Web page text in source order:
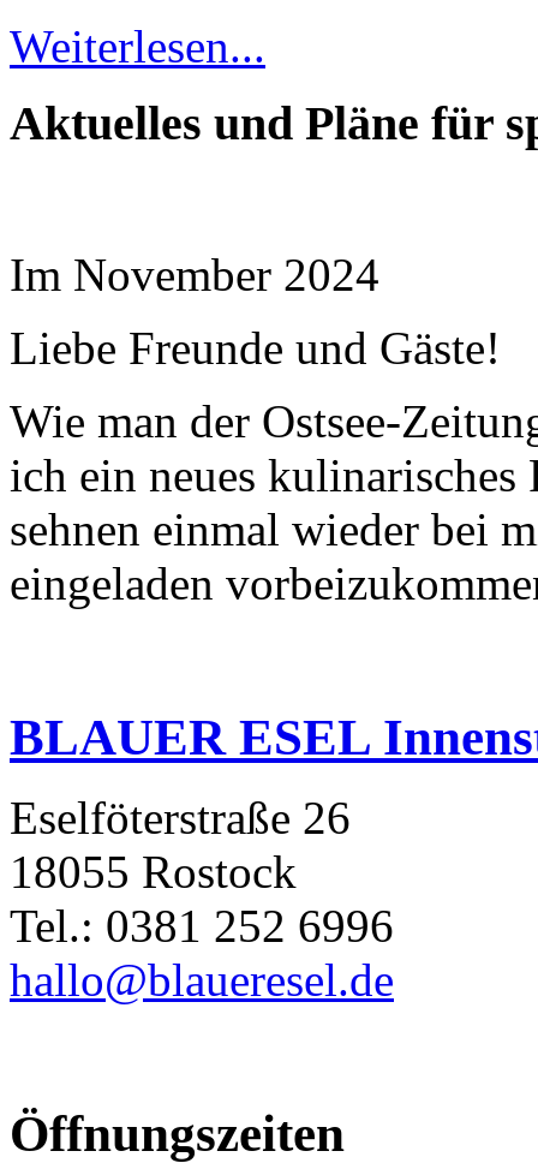
Weiterlesen...
Aktuelles und Pläne für
Im November 2024
Liebe Freunde und Gäste!
Wie man der Ostsee-
ich ein neues
sehnen einmal wieder bei
eingeladen
BLAUER ESEL
Eselföterstraße 26
18055 Rostock
Tel.: 0381 252 6996
hallo@blaueresel.de
Öffnungszeiten